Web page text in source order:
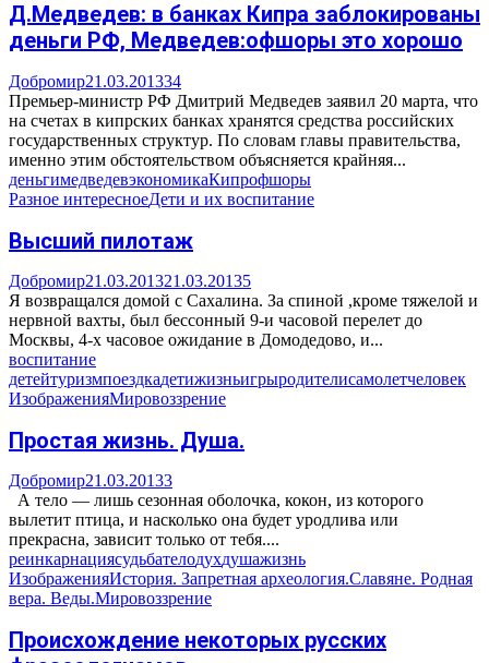
Д.Медведев: в банках Кипра заблокированы
деньги РФ, Медведев:офшоры это хорошо
Добромир21.03.201334
Премьер-министр РФ Дмитрий Медведев заявил 20 марта, что
на счетах в кипрских банках хранятся средства российских
государственных структур. По словам главы правительства,
именно этим обстоятельством объясняется крайняя...
деньгимедведевэкономикаКипрофшоры
Разное интересноеДети и их воспитание
Высший пилотаж
Добромир21.03.201321.03.20135
Я возвращался домой с Сахалина. За спиной ,кроме тяжелой и
нервной вахты, был бессонный 9-и часовой перелет до
Москвы, 4-х часовое ожидание в Домодедово, и...
воспитание
детейтуризмпоездкадетижизньигрыродителисамолетчеловек
ИзображенияМировоззрение
Простая жизнь. Душа.
Добромир21.03.20133
А тело — лишь сезонная оболочка, кокон, из которого
вылетит птица, и насколько она будет уродлива или
прекрасна, зависит только от тебя....
реинкарнациясудьбателодухдушажизнь
ИзображенияИстория. Запретная археология.Славяне. Родная
вера. Веды.Мировоззрение
Происхождение некоторых русских